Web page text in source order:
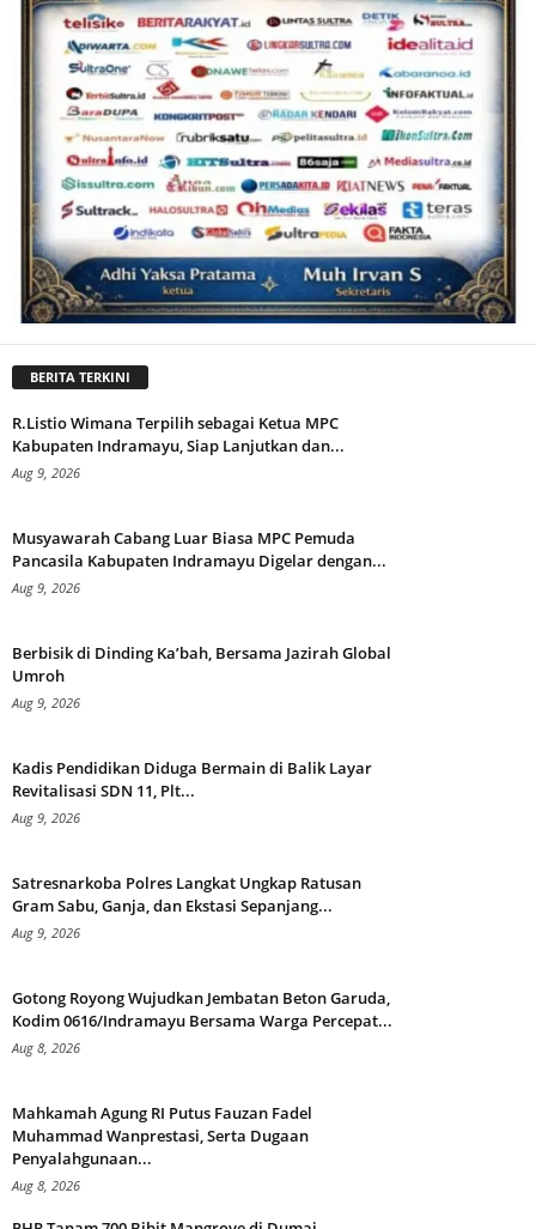
BERITA TERKINI
R.Listio Wimana Terpilih sebagai Ketua MPC
Kabupaten Indramayu, Siap Lanjutkan dan...
Aug 9, 2026
Musyawarah Cabang Luar Biasa MPC Pemuda
Pancasila Kabupaten Indramayu Digelar dengan...
Aug 9, 2026
Berbisik di Dinding Ka’bah, Bersama Jazirah Global
Umroh
Aug 9, 2026
Kadis Pendidikan Diduga Bermain di Balik Layar
Revitalisasi SDN 11, Plt...
Aug 9, 2026
Satresnarkoba Polres Langkat Ungkap Ratusan
Gram Sabu, Ganja, dan Ekstasi Sepanjang...
Aug 9, 2026
Gotong Royong Wujudkan Jembatan Beton Garuda,
Kodim 0616/Indramayu Bersama Warga Percepat...
Aug 8, 2026
Mahkamah Agung RI Putus Fauzan Fadel
Muhammad Wanprestasi, Serta Dugaan
Penyalahgunaan...
Aug 8, 2026